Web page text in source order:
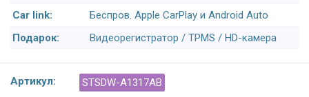
Car link:
Беспров. Apple CarPlay и Android Auto
Подарок:
Видеорегистратор / TPMS / HD-камера
Артикул: STSDW-A1317AB